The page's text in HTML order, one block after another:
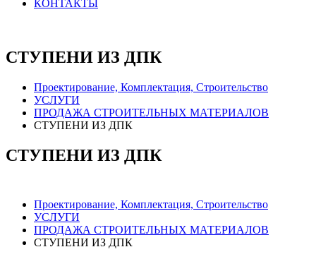
КОНТАКТЫ
СТУПЕНИ ИЗ ДПК
Проектирование, Комплектация, Строительство
УСЛУГИ
ПРОДАЖА СТРОИТЕЛЬНЫХ МАТЕРИАЛОВ
СТУПЕНИ ИЗ ДПК
СТУПЕНИ ИЗ ДПК
Проектирование, Комплектация, Строительство
УСЛУГИ
ПРОДАЖА СТРОИТЕЛЬНЫХ МАТЕРИАЛОВ
СТУПЕНИ ИЗ ДПК